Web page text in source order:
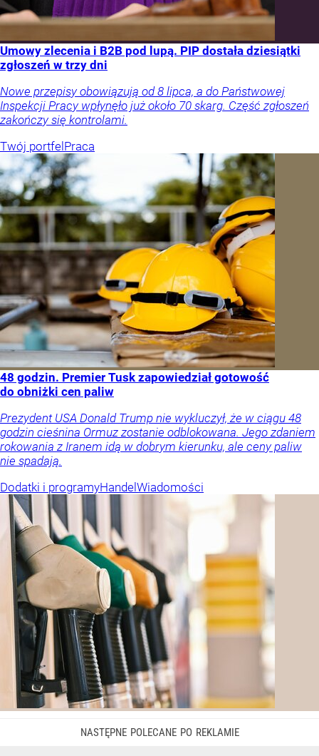
Umowy zlecenia i B2B pod lupą. PIP dostała dziesiątki
zgłoszeń w trzy dni
Nowe przepisy obowiązują od 8 lipca, a do Państwowej
Inspekcji Pracy wpłynęło już około 70 skarg. Część zgłoszeń
zakończy się kontrolami.
Twój portfelPraca
48 godzin. Premier Tusk zapowiedział gotowość
do obniżki cen paliw
Prezydent USA Donald Trump nie wykluczył, że w ciągu 48
godzin cieśnina Ormuz zostanie odblokowana. Jego zdaniem
rokowania z Iranem idą w dobrym kierunku, ale ceny paliw
nie spadają.
Dodatki i programyHandelWiadomości